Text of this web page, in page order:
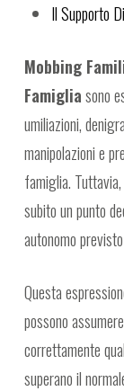
Il Supporto
Mobbing
Famigliasono
umiliazioni,
manipolazioni e
famiglia.
subito un punto
autonomo
Questa
possono
correttamente
superano il